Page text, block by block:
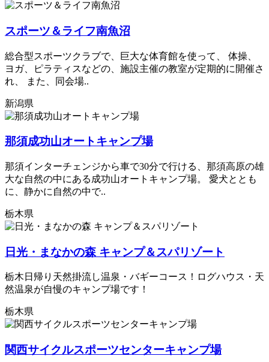
スポーツ＆ライフ南魚沼
総合型スポーツクラブで、巨大な体育館を使って、 体操、
ヨガ、ピラティスなどの、施設主催の教室が定期的に開催さ
れ、 また、同会場..
新潟県
那須成功山オートキャンプ場
那須インターチェンジから車で30分で行ける、那須高原の雄
大な自然の中にある成功山オートキャンプ場。 愛犬ととも
に、静かに自然の中で..
栃木県
日光・まなかの森 キャンプ＆スパリゾート
栃木日帰り天然掛流し温泉・バギーコース！ログハウス・天
然温泉が自慢のキャンプ場です！
栃木県
関西サイクルスポーツセンターキャンプ場